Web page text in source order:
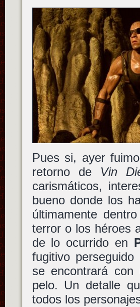
Pues si, ayer
retorno de Vin
carismáticos,
bueno donde los
últimamente
terror o los héroes
de lo ocurrido en
fugitivo
se encontrará
pelo. Un detalle
todos los